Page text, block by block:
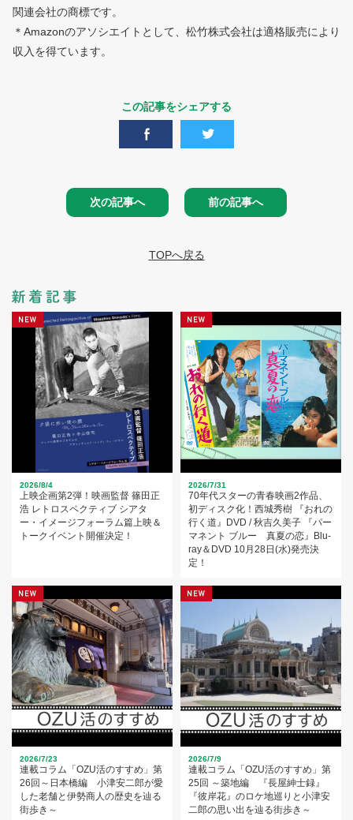
関連会社の商標です。
＊Amazonのアソシエイトとして、松竹株式会社は適格販売により
収入を得ています。
この記事をシェアする
次の記事へ 前の記事へ
TOPへ戻る
2026/8/4
上映企画第2弾！映画監督 篠田正
浩 レトロスペクティブ シアタ
ー・イメージフォーラム篇上映＆
トークイベント開催決定！
2026/7/31
70年代スターの青春映画2作品、
初ディスク化！西城秀樹 『おれの
行く道』DVD / 秋吉久美子 『パー
マネント ブルー 真夏の恋』Blu-
ray＆DVD 10月28日(水)発売決
定！
2026/7/23
連載コラム「OZU活のすすめ」第
26回～日本橋編 小津安二郎が愛
した老舗と伊勢商人の歴史を辿る
街歩き～
2026/7/9
連載コラム「OZU活のすすめ」第
25回 ～築地編 『長屋紳士録』
『彼岸花』のロケ地巡りと小津安
二郎の思い出を辿る街歩き～